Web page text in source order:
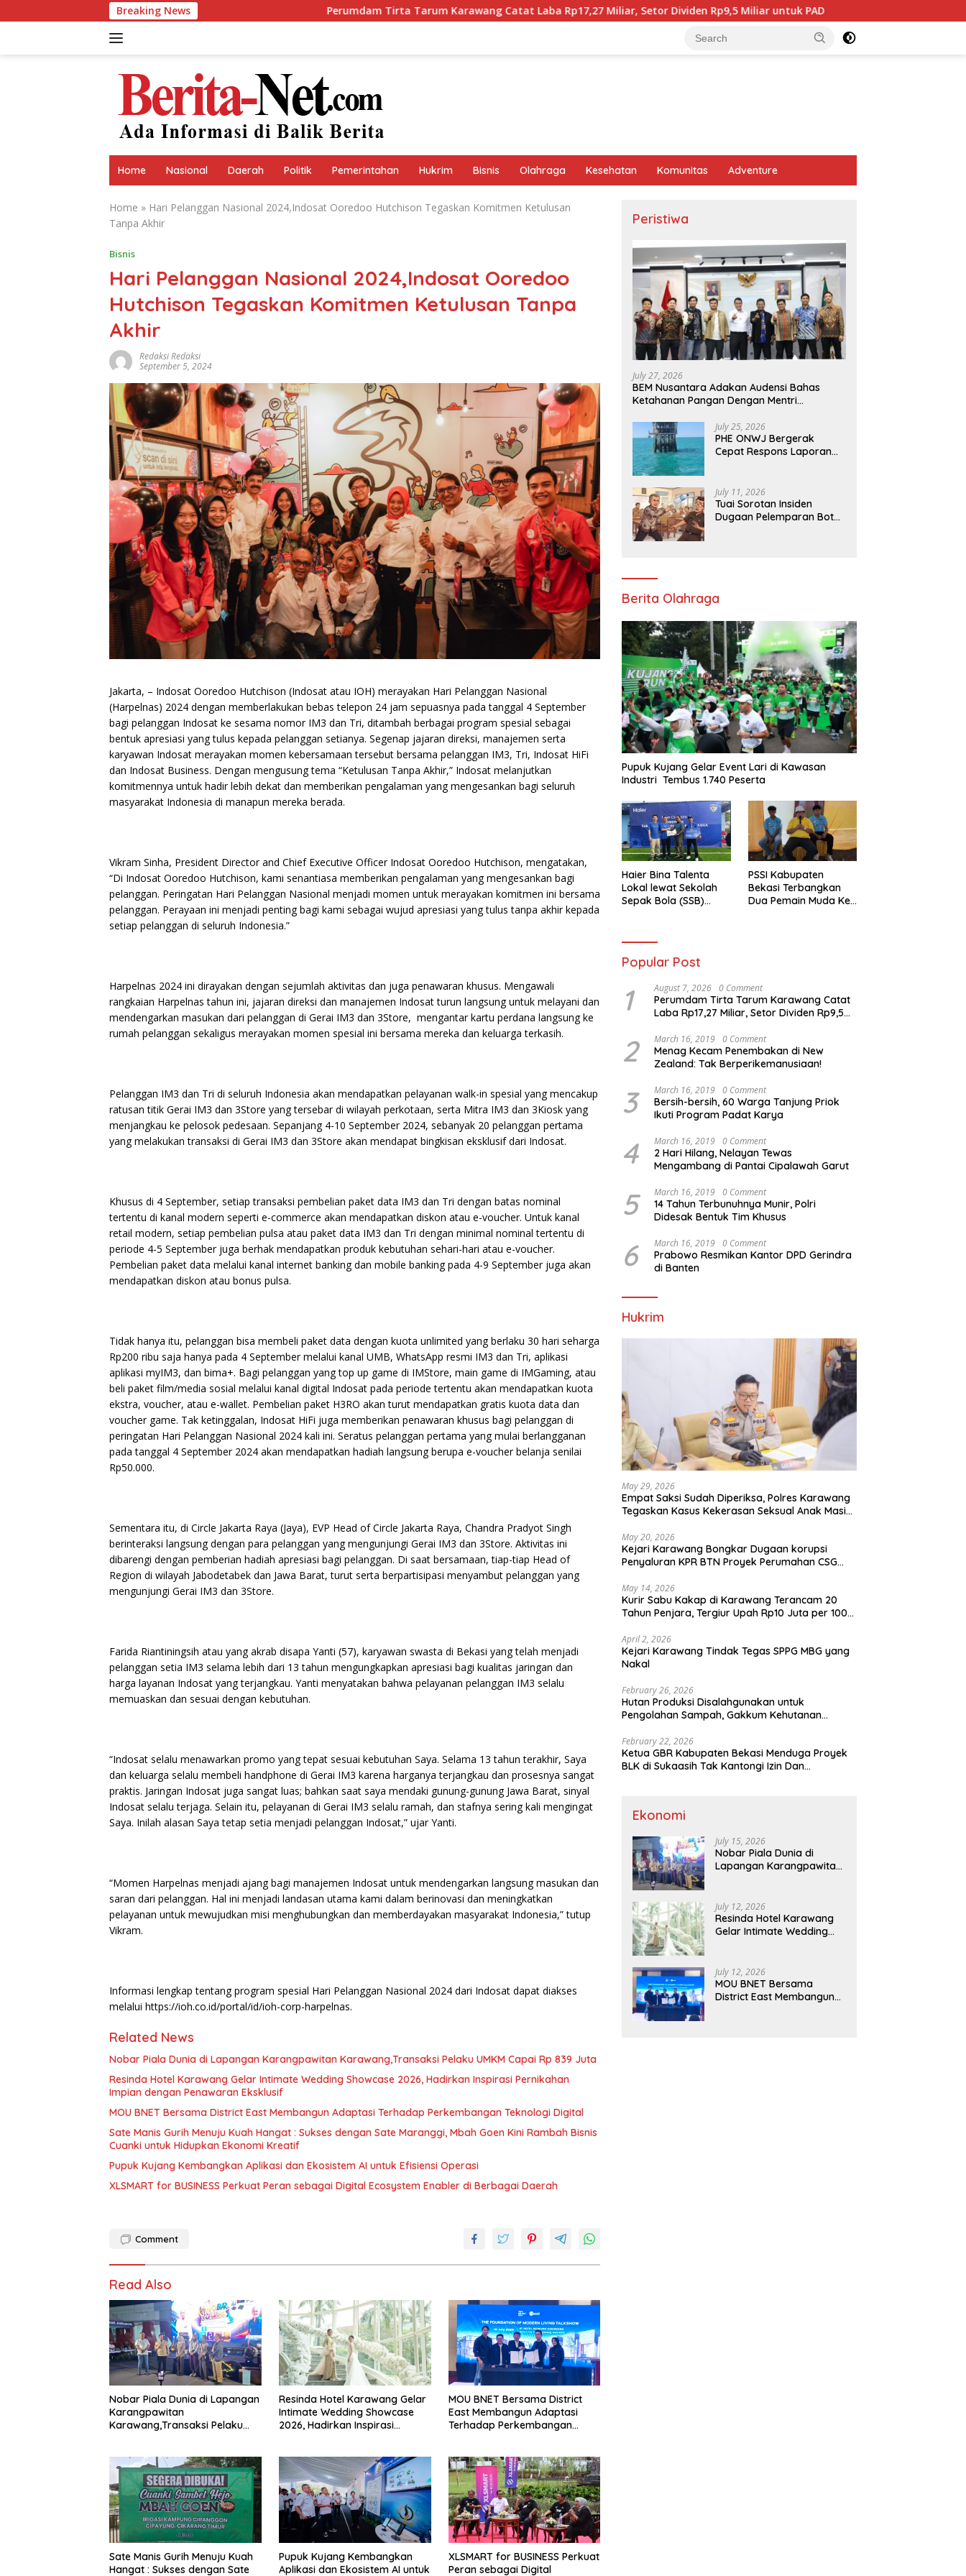
to
Breaking News Perumdam Tirta Tarum Karawang Catat Laba Rp17,27 Miliar, Setor Dividen Rp9,5 Miliar untuk PAD BPJS Kesehatan Karawang Tegaskan
Home Nasional Daerah Politik Pemerintahan Hukrim Bisnis Olahraga Kesehatan Komunitas Adventure
Home » Hari Pelanggan Nasional 2024,Indosat Ooredoo Hutchison Tegaskan Komitmen Ketulusan
Tanpa Akhir
Bisnis
Hari Pelanggan Nasional 2024,Indosat Ooredoo
Hutchison Tegaskan Komitmen Ketulusan Tanpa
Akhir
Redaksi Redaksi
September 5, 2024
Jakarta, – Indosat Ooredoo Hutchison (Indosat atau IOH) merayakan Hari Pelanggan Nasional
(Harpelnas) 2024 dengan memberlakukan bebas telepon 24 jam sepuasnya pada tanggal 4 September
bagi pelanggan Indosat ke sesama nomor IM3 dan Tri, ditambah berbagai program spesial sebagai
bentuk apresiasi yang tulus kepada pelanggan setianya. Segenap jajaran direksi, manajemen serta
karyawan Indosat merayakan momen kebersamaan tersebut bersama pelanggan IM3, Tri, Indosat HiFi
dan Indosat Business. Dengan mengusung tema “Ketulusan Tanpa Akhir,” Indosat melanjutkan
komitmennya untuk hadir lebih dekat dan memberikan pengalaman yang mengesankan bagi seluruh
masyarakat Indonesia di manapun mereka berada.
Vikram Sinha, President Director and Chief Executive Officer Indosat Ooredoo Hutchison, mengatakan,
“Di Indosat Ooredoo Hutchison, kami senantiasa memberikan pengalaman yang mengesankan bagi
pelanggan. Peringatan Hari Pelanggan Nasional menjadi momen untuk merayakan komitmen ini bersama
pelanggan. Perayaan ini menjadi penting bagi kami sebagai wujud apresiasi yang tulus tanpa akhir kepada
setiap pelanggan di seluruh Indonesia.”
Harpelnas 2024 ini dirayakan dengan sejumlah aktivitas dan juga penawaran khusus. Mengawali
rangkaian Harpelnas tahun ini, jajaran direksi dan manajemen Indosat turun langsung untuk melayani dan
mendengarkan masukan dari pelanggan di Gerai IM3 dan 3Store, mengantar kartu perdana langsung ke
rumah pelanggan sekaligus merayakan momen spesial ini bersama mereka dan keluarga terkasih.
Pelanggan IM3 dan Tri di seluruh Indonesia akan mendapatkan pelayanan walk-in spesial yang mencakup
ratusan titik Gerai IM3 dan 3Store yang tersebar di wilayah perkotaan, serta Mitra IM3 dan 3Kiosk yang
menjangkau ke pelosok pedesaan. Sepanjang 4-10 September 2024, sebanyak 20 pelanggan pertama
yang melakukan transaksi di Gerai IM3 dan 3Store akan mendapat bingkisan eksklusif dari Indosat.
Khusus di 4 September, setiap transaksi pembelian paket data IM3 dan Tri dengan batas nominal
tertentu di kanal modern seperti e-commerce akan mendapatkan diskon atau e-voucher. Untuk kanal
retail modern, setiap pembelian pulsa atau paket data IM3 dan Tri dengan minimal nominal tertentu di
periode 4-5 September juga berhak mendapatkan produk kebutuhan sehari-hari atau e-voucher.
Pembelian paket data melalui kanal internet banking dan mobile banking pada 4-9 September juga akan
mendapatkan diskon atau bonus pulsa.
Tidak hanya itu, pelanggan bisa membeli paket data dengan kuota unlimited yang berlaku 30 hari seharga
Rp200 ribu saja hanya pada 4 September melalui kanal UMB, WhatsApp resmi IM3 dan Tri, aplikasi
aplikasi myIM3, dan bima+. Bagi pelanggan yang top up game di IMStore, main game di IMGaming, atau
beli paket film/media sosial melalui kanal digital Indosat pada periode tertentu akan mendapatkan kuota
ekstra, voucher, atau e-wallet. Pembelian paket H3RO akan turut mendapatkan gratis kuota data dan
voucher game. Tak ketinggalan, Indosat HiFi juga memberikan penawaran khusus bagi pelanggan di
peringatan Hari Pelanggan Nasional 2024 kali ini. Seratus pelanggan pertama yang mulai berlangganan
pada tanggal 4 September 2024 akan mendapatkan hadiah langsung berupa e-voucher belanja senilai
Rp50.000.
Sementara itu, di Circle Jakarta Raya (Jaya), EVP Head of Circle Jakarta Raya, Chandra Pradyot Singh
berinteraksi langsung dengan para pelanggan yang mengunjungi Gerai IM3 dan 3Store. Aktivitas ini
dibarengi dengan pemberian hadiah apresiasi bagi pelanggan. Di saat bersamaan, tiap-tiap Head of
Region di wilayah Jabodetabek dan Jawa Barat, turut serta berpartisipasi menyambut pelanggan yang
mengunjungi Gerai IM3 dan 3Store.
Farida Riantiningsih atau yang akrab disapa Yanti (57), karyawan swasta di Bekasi yang telah menjadi
pelanggan setia IM3 selama lebih dari 13 tahun mengungkapkan apresiasi bagi kualitas jaringan dan
harga layanan Indosat yang terjangkau. Yanti menyatakan bahwa pelayanan pelanggan IM3 selalu
memuaskan dan sesuai dengan kebutuhan.
“Indosat selalu menawarkan promo yang tepat sesuai kebutuhan Saya. Selama 13 tahun terakhir, Saya
dan keluarga selalu membeli handphone di Gerai IM3 karena harganya terjangkau dan prosesnya sangat
praktis. Jaringan Indosat juga sangat luas; bahkan saat saya mendaki gunung-gunung Jawa Barat, sinyal
Indosat selalu terjaga. Selain itu, pelayanan di Gerai IM3 selalu ramah, dan stafnya sering kali mengingat
Saya. Inilah alasan Saya tetap setia menjadi pelanggan Indosat,” ujar Yanti.
“Momen Harpelnas menjadi ajang bagi manajemen Indosat untuk mendengarkan langsung masukan dan
saran dari pelanggan. Hal ini menjadi landasan utama kami dalam berinovasi dan meningkatkan
pelayanan untuk mewujudkan misi menghubungkan dan memberdayakan masyarakat Indonesia,” tutup
Vikram.
Informasi lengkap tentang program spesial Hari Pelanggan Nasional 2024 dari Indosat dapat diakses
melalui https://ioh.co.id/portal/id/ioh-corp-harpelnas.
Related News
Nobar Piala Dunia di Lapangan Karangpawitan Karawang,Transaksi Pelaku UMKM Capai Rp 839 Juta
Resinda Hotel Karawang Gelar Intimate Wedding Showcase 2026, Hadirkan Inspirasi Pernikahan
Impian dengan Penawaran Eksklusif
MOU BNET Bersama District East Membangun Adaptasi Terhadap Perkembangan Teknologi Digital
Sate Manis Gurih Menuju Kuah Hangat : Sukses dengan Sate Maranggi, Mbah Goen Kini Rambah Bisnis
Cuanki untuk Hidupkan Ekonomi Kreatif
Pupuk Kujang Kembangkan Aplikasi dan Ekosistem AI untuk Efisiensi Operasi
Comment
Read Also
Nobar Piala Dunia di Lapangan
Karangpawitan
Karawang,Transaksi Pelaku
Resinda Hotel Karawang Gelar
Intimate Wedding Showcase
2026, Hadirkan Inspirasi
MOU BNET Bersama District
East Membangun Adaptasi
Terhadap Perkembangan
Sate Manis Gurih Menuju Kuah
Hangat : Sukses dengan Sate
Pupuk Kujang Kembangkan
Aplikasi dan Ekosistem AI untuk
XLSMART for BUSINESS Perkuat
Peran sebagai Digital
Peristiwa
July 27, 2026
BEM Nusantara Adakan Audensi Bahas
Ketahanan Pangan Dengan Mentri
July 25, 2026
PHE ONWJ Bergerak
Cepat Respons Laporan
July 11, 2026
Tuai Sorotan Insiden
Dugaan Pelemparan Botol
Berita Olahraga
Pupuk Kujang Gelar Event Lari di Kawasan
Industri Tembus 1.740 Peserta
Haier Bina Talenta
Lokal lewat Sekolah
Sepak Bola (SSB)
PSSI Kabupaten
Bekasi Terbangkan
Dua Pemain Muda Ke
Popular Post
1 August 7, 2026 0 Comment
Perumdam Tirta Tarum Karawang Catat
Laba Rp17,27 Miliar, Setor Dividen Rp9,5
2 March 16, 2019 0 Comment
Menag Kecam Penembakan di New
Zealand: Tak Berperikemanusiaan!
3 March 16, 2019 0 Comment
Bersih-bersih, 60 Warga Tanjung Priok
Ikuti Program Padat Karya
4 March 16, 2019 0 Comment
2 Hari Hilang, Nelayan Tewas
Mengambang di Pantai Cipalawah Garut
5 March 16, 2019 0 Comment
14 Tahun Terbunuhnya Munir, Polri
Didesak Bentuk Tim Khusus
6 March 16, 2019 0 Comment
Prabowo Resmikan Kantor DPD Gerindra
di Banten
Hukrim
May 29, 2026
Empat Saksi Sudah Diperiksa, Polres Karawang
Tegaskan Kasus Kekerasan Seksual Anak Masih
May 20, 2026
Kejari Karawang Bongkar Dugaan korupsi
Penyaluran KPR BTN Proyek Perumahan CSG
May 14, 2026
Kurir Sabu Kakap di Karawang Terancam 20
Tahun Penjara, Tergiur Upah Rp10 Juta per 100
April 2, 2026
Kejari Karawang Tindak Tegas SPPG MBG yang
Nakal
February 26, 2026
Hutan Produksi Disalahgunakan untuk
Pengolahan Sampah, Gakkum Kehutanan
February 22, 2026
Ketua GBR Kabupaten Bekasi Menduga Proyek
BLK di Sukaasih Tak Kantongi Izin Dan
Ekonomi
July 15, 2026
Nobar Piala Dunia di
Lapangan Karangpawitan
Juta
July 12, 2026
Resinda Hotel Karawang
Gelar Intimate Wedding
Impian dengan Penawaran
Eksklusif
July 12, 2026
MOU BNET Bersama
District East Membangun